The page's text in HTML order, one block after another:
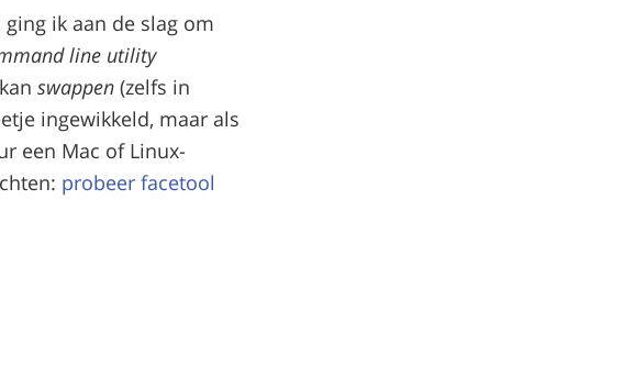
ik aan de slag om
line utility
swappen (zelfs in
ingewikkeld, maar als
een Mac of Linux-
probeer facetool